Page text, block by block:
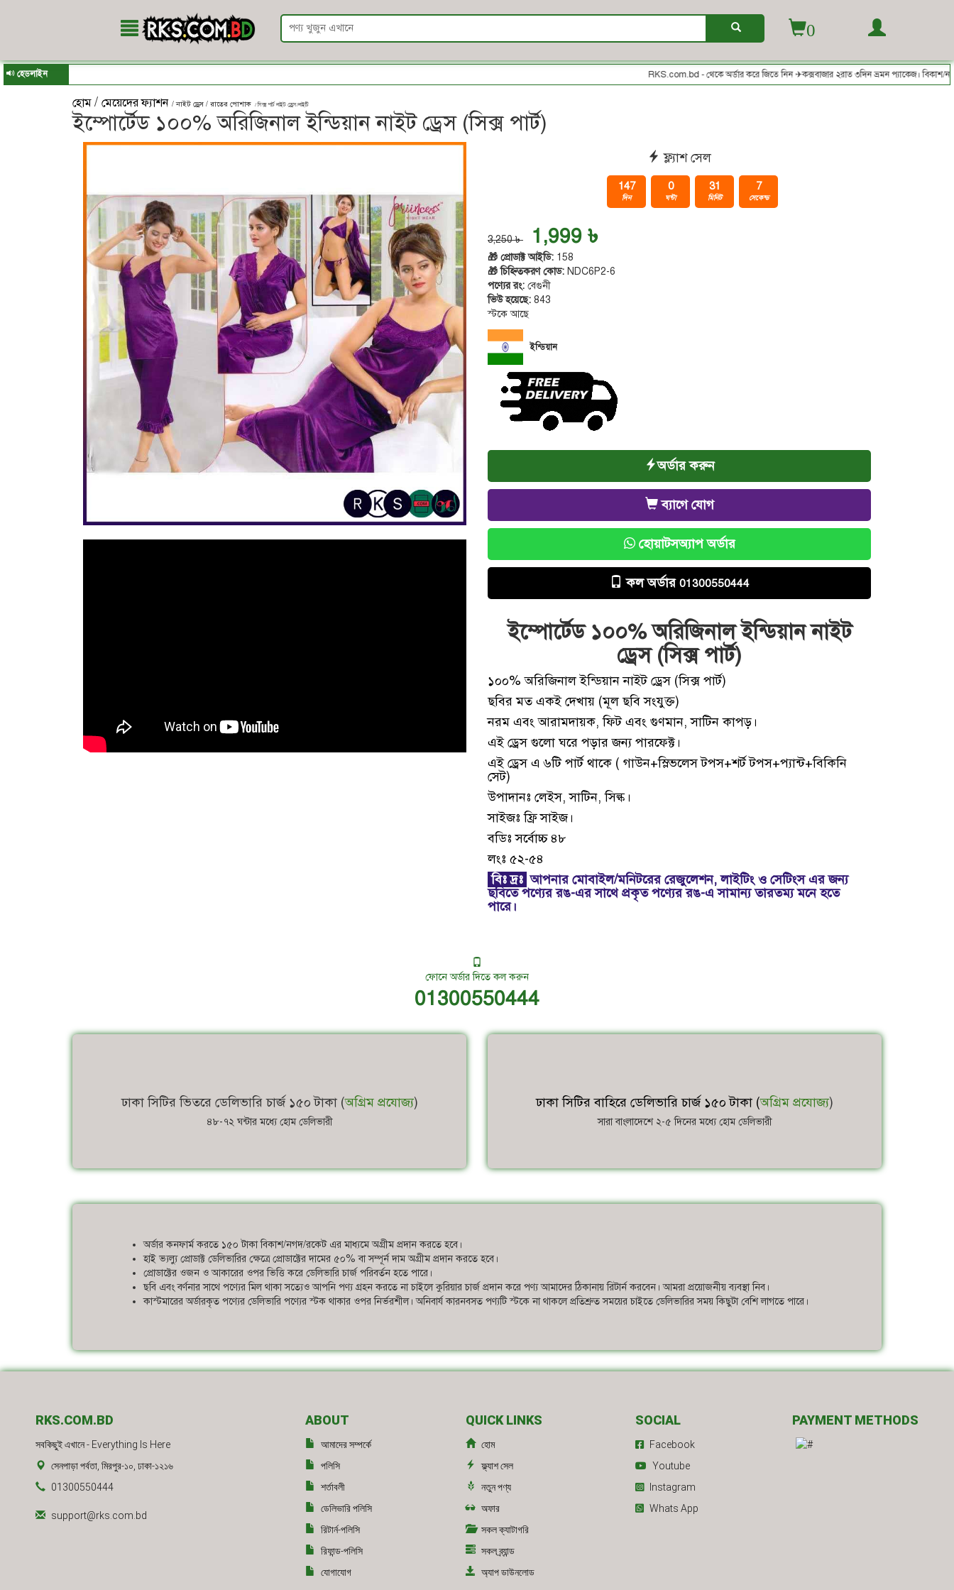
0
হেডলাইন RKS.com.bd - থেকে অর্ডার করে জিতে নিন ✈কক্সবাজার ২রাত ৩দিন ভ্রমন প্যাকেজ। বিকাশ/নগদ/
হোম / মেয়েদের ফ্যাশন / নাইট ড্রেস / রাতের পোশাক / সিক্স পার্ট নাইট ড্রেস/নাইটি
ইম্পোর্টেড ১০০% অরিজিনাল ইন্ডিয়ান নাইট ড্রেস (সিক্স পার্ট)
ফ্ল্যাশ সেল
147
দিন
0
ঘন্টা
31
মিনিট
7
সেকেন্ড
3,250 ৳ 1,999 ৳
🎁 প্রোডাক্ট আইডি: 158
🎁 চিহ্নিতকরণ কোড: NDC6P2-6
পণ্যের রং: বেগুনী
ভিউ হয়েছে: 843
স্টকে আছে
ইন্ডিয়ান
অর্ডার করুন
ব্যাগে যোগ
হোয়াটসঅ্যাপ অর্ডার
কল অর্ডার 01300550444
ইম্পোর্টেড ১০০% অরিজিনাল ইন্ডিয়ান নাইট
ড্রেস (সিক্স পার্ট)
১০০% অরিজিনাল ইন্ডিয়ান নাইট ড্রেস (সিক্স পার্ট)
ছবির মত একই দেখায় (মূল ছবি সংযুক্ত)
নরম এবং আরামদায়ক, ফিট এবং গুণমান, সাটিন কাপড়।
এই ড্রেস গুলো ঘরে পড়ার জন্য পারফেক্ট।
এই ড্রেস এ ৬টি পার্ট থাকে ( গাউন+স্লিভলেস টপস+শর্ট টপস+প্যান্ট+বিকিনি
সেট)
উপাদানঃ লেইস, সাটিন, সিল্ক।
সাইজঃ ফ্রি সাইজ।
বডিঃ সর্বোচ্চ ৪৮
লংঃ ৫২-৫৪
বিঃ দ্রঃ আপনার মোবাইল/মনিটরের রেজুলেশন, লাইটিং ও সেটিংস এর জন্য
ছবিতে পণ্যের রঙ-এর সাথে প্রকৃত পণ্যের রঙ-এ সামান্য তারতম্য মনে হতে
পারে।
ফোনে অর্ডার দিতে কল করুন
01300550444
ঢাকা সিটির ভিতরে ডেলিভারি চার্জ ১৫০ টাকা (অগ্রিম প্রযোজ্য)
৪৮-৭২ ঘন্টার মধ্যে হোম ডেলিভারী
ঢাকা সিটির বাহিরে ডেলিভারি চার্জ ১৫০ টাকা (অগ্রিম প্রযোজ্য)
সারা বাংলাদেশে ২-৫ দিনের মধ্যে হোম ডেলিভারী
অর্ডার কনফার্ম করতে ১৫০ টাকা বিকাশ/নগদ/রকেট এর মাধ্যমে অগ্রীম প্রদান করতে হবে।
হাই ভ্যল্যু প্রোডাক্ট ডেলিভারির ক্ষেত্রে প্রোডাক্টের দামের ৫০% বা সম্পূর্ন দাম অগ্রীম প্রদান করতে হবে।
প্রোডাক্টের ওজন ও আকারের ওপর ভিত্তি করে ডেলিভারি চার্জ পরিবর্তন হতে পারে।
ছবি এবং বর্ণনার সাথে পণ্যের মিল থাকা সত্যেও আপনি পণ্য গ্রহন করতে না চাইলে কুরিয়ার চার্জ প্রদান করে পণ্য আমাদের ঠিকানায় রিটার্ন করবেন। আমরা প্রয়োজনীয় ব্যবস্থা নিব।
কাস্টমারের অর্ডারকৃত পণ্যের ডেলিভারি পণ্যের স্টক থাকার ওপর নির্ভরশীল। অনিবার্য কারনবসত পণ্যটি স্টকে না থাকলে প্রতিশ্রুত সময়ের চাইতে ডেলিভারির সময় কিছুটা বেশি লাগতে পারে।
RKS.COM.BD
সবকিছুই এখানে - Everything Is Here
সেনপাড়া পর্বতা, মিরপুর-১০, ঢাকা-১২১৬
01300550444
support@rks.com.bd
ABOUT
আমাদের সম্পর্কে
পলিসি
শর্তাবলী
ডেলিভারি পলিসি
রিটার্ন-পলিসি
রিফান্ড-পলিসি
যোগাযোগ
QUICK LINKS
হোম
ফ্ল্যাশ সেল
নতুন পণ্য
অফার
সকল ক্যাটাগরি
সকল ব্র্যান্ড
অ্যাপ ডাউনলোড
SOCIAL
Facebook
Youtube
Instagram
Whats App
PAYMENT METHODS